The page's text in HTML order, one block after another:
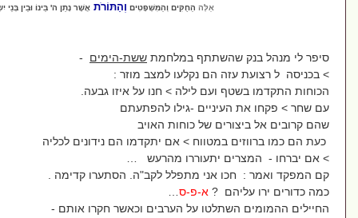
וְהַתּוֹרֹתאֲשֶׁר נָתַן ה' בֵּינוֹ וּבֵין בְּנֵי יִשְׂרָאֵל בְּהַר סִינַי
שהשתתף במלחמתששת -הימים -
הם נקלעו למצב מוזר :
ועם לילה > חנו על איזוגבעה.
- גילו להפתעתם
של כוחות האויב
במטווח> אם יתקדמו הם נידונים לכ ליה
יתעוררו מהרעש …
אני מתפלל לקב"ה. הסתערו קדימה .
א-פ- ס…
על הערבים וכאשר חקרו אותם-